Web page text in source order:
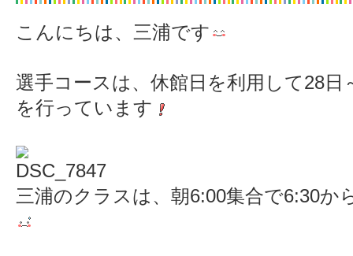
こんにちは、三浦です
選手コースは、休館日を利用して28日
を行っています
三浦のクラスは、朝6:00集合で6:30か